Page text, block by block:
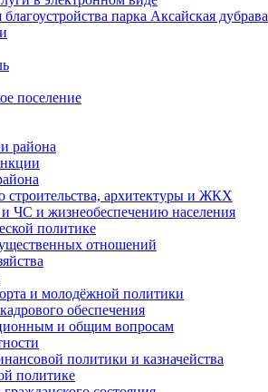
парка Аксайская дубрава
поселение
района
строительства, архитектуры и ЖКХ
ЧС и жизнеобеспечению населения
политике
отношений
и молодёжной политики
обеспечения
и общим вопросам
политики и казначейства
политике